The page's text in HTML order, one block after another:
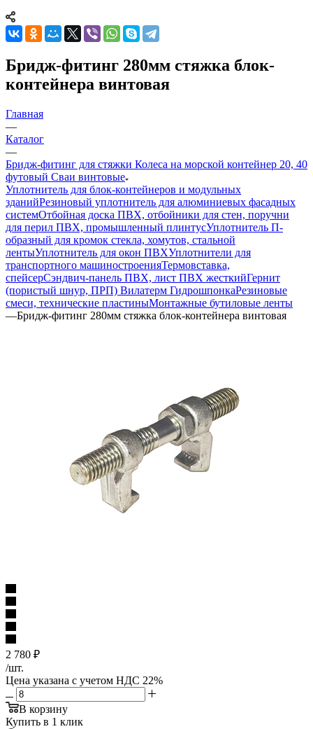
Бридж-фитинг 280мм стяжка блок-
контейнера винтовая
Главная
—
Каталог
—
Бридж-фитинг для стяжки Колеса на морской контейнер 20, 40
футовый Сваи винтовые
Уплотнитель для блок-контейнеров и модульных
зданийРезиновый уплотнитель для алюминиевых фасадных
системОтбойная доска ПВХ, отбойники для стен, поручни
для перил ПВХ, промышленный плинтусУплотнитель П-
образный для кромок стекла, хомутов, стальной
лентыУплотнитель для окон ПВХУплотнители для
транспортного машиностроенияТермовставка,
спейсерСэндвич-панель ПВХ, лист ПВХ жесткийГернит
(пористый шнур, ПРП) Вилатерм ГидрошпонкаРезиновые
смеси, технические пластиныМонтажные бутиловые ленты
—Бридж-фитинг 280мм стяжка блок-контейнера винтовая
2 780 ₽
/шт.
Цена указана с учетом НДС 22%
В корзину
Купить в 1 клик